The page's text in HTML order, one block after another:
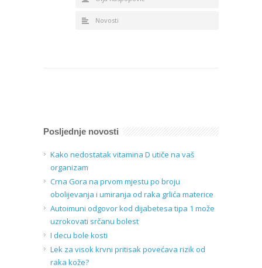
Novosti
Posljednje novosti
Kako nedostatak vitamina D utiče na vaš
organizam
Crna Gora na prvom mjestu po broju
obolijevanja i umiranja od raka grlića materice
Autoimuni odgovor kod dijabetesa tipa 1 može
uzrokovati srčanu bolest
I decu bole kosti
Lek za visok krvni pritisak povećava rizik od
raka kože?